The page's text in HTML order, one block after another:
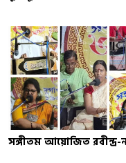
সঙ্গীতম আয়োজিত